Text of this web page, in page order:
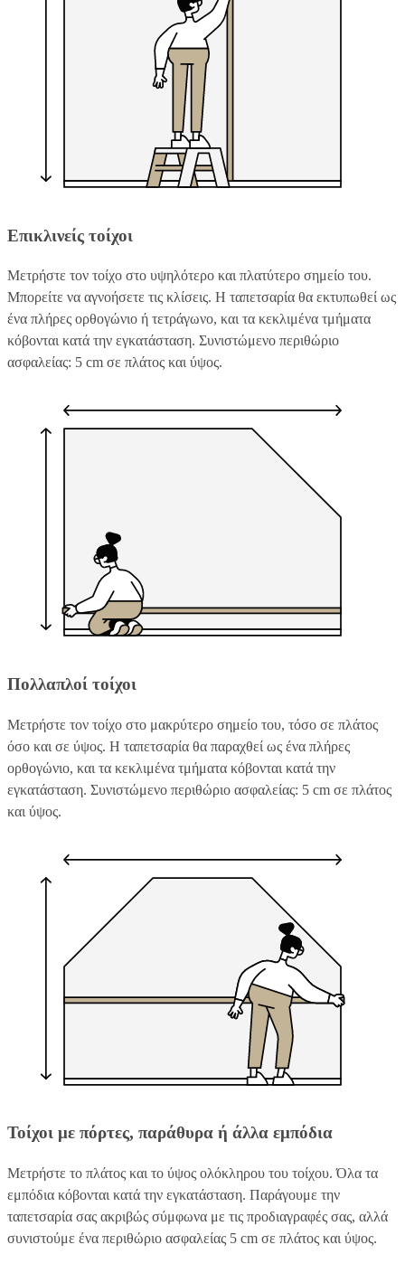
Επικλινείς τοίχοι
Μετρήστε τον τοίχο στο υψηλότερο και πλατύτερο σημείο του.
Μπορείτε να αγνοήσετε τις κλίσεις. Η ταπετσαρία θα εκτυπωθεί ως
ένα πλήρες ορθογώνιο ή τετράγωνο, και τα κεκλιμένα τμήματα
κόβονται κατά την εγκατάσταση. Συνιστώμενο περιθώριο
ασφαλείας: 5 cm σε πλάτος και ύψος.
Πολλαπλοί τοίχοι
Μετρήστε τον τοίχο στο μακρύτερο σημείο του, τόσο σε πλάτος
όσο και σε ύψος. Η ταπετσαρία θα παραχθεί ως ένα πλήρες
ορθογώνιο, και τα κεκλιμένα τμήματα κόβονται κατά την
εγκατάσταση. Συνιστώμενο περιθώριο ασφαλείας: 5 cm σε πλάτος
και ύψος.
Τοίχοι με πόρτες, παράθυρα ή άλλα εμπόδια
Μετρήστε το πλάτος και το ύψος ολόκληρου του τοίχου. Όλα τα
εμπόδια κόβονται κατά την εγκατάσταση. Παράγουμε την
ταπετσαρία σας ακριβώς σύμφωνα με τις προδιαγραφές σας, αλλά
συνιστούμε ένα περιθώριο ασφαλείας 5 cm σε πλάτος και ύψος.